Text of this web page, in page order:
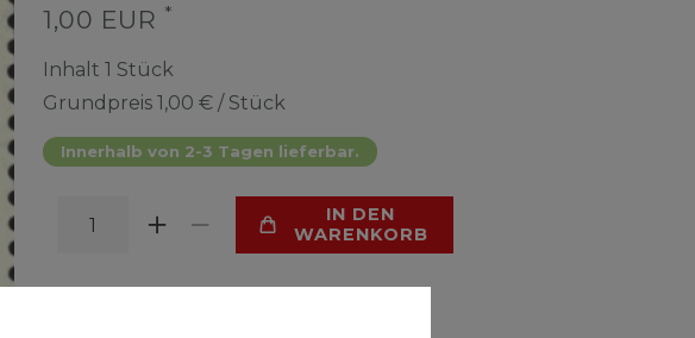
1,00 EUR *
Inhalt 1 Stück
Grundpreis 1,00 € / Stück
Innerhalb von 2-3 Tagen lieferbar.
IN DEN
WARENKORB